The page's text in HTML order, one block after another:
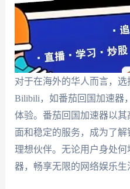
对于在海外的华人而言，选
Bilibili，如番茄回国加速器
体验。番茄回国加速器以
面和稳定的服务，成为了
理想伙伴。无论用户身处
器，畅享无限的网络娱乐生